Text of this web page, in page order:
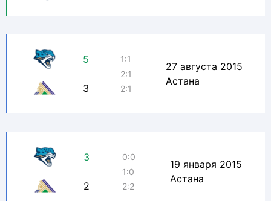
5
3
1:1
2:1
2:1
27 августа 2015
Астана
3
2
0:0
1:0
2:2
19 января 2015
Астана